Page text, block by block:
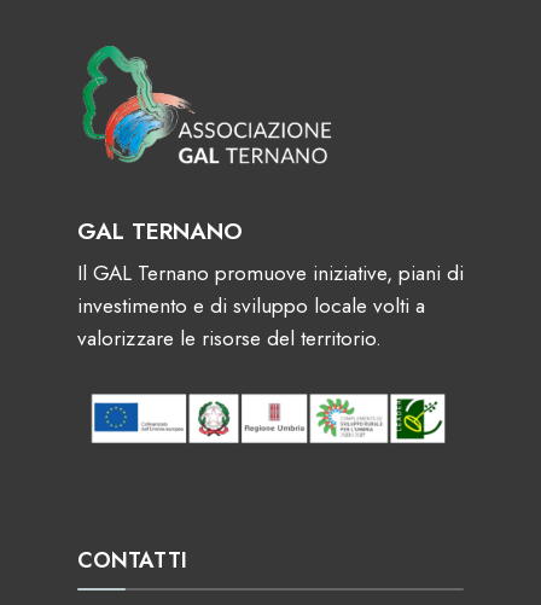
GAL TERNANO
Il GAL Ternano promuove iniziative, piani di
investimento e di sviluppo locale volti a
valorizzare le risorse del territorio.
CONTATTI